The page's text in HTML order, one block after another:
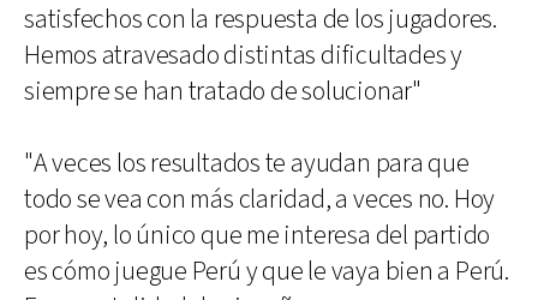
satisfechos con la respuesta de los jugadores.
Hemos atravesado distintas dificultades y
siempre se han tratado de solucionar"
"A veces los resultados te ayudan para que
todo se vea con más claridad, a veces no. Hoy
por hoy, lo único que me interesa del partido
es cómo juegue Perú y que le vaya bien a Perú.